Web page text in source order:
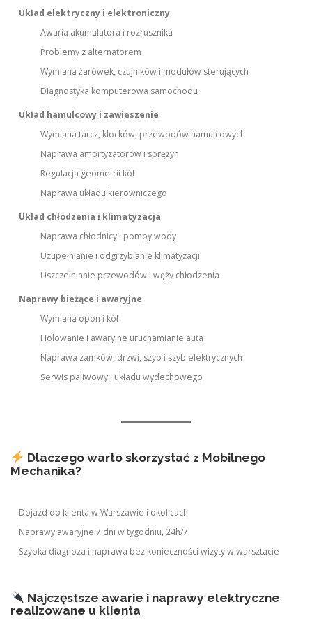
Układ elektryczny i elektroniczny
Awaria akumulatora i rozrusznika
Problemy z alternatorem
Wymiana żarówek, czujników i modułów sterujących
Diagnostyka komputerowa samochodu
Układ hamulcowy i zawieszenie
Wymiana tarcz, klocków, przewodów hamulcowych
Naprawa amortyzatorów i sprężyn
Regulacja geometrii kół
Naprawa układu kierowniczego
Układ chłodzenia i klimatyzacja
Naprawa chłodnicy i pompy wody
Uzupełnianie i odgrzybianie klimatyzacji
Uszczelnianie przewodów i węży chłodzenia
Naprawy bieżące i awaryjne
Wymiana opon i kół
Holowanie i awaryjne uruchamianie auta
Naprawa zamków, drzwi, szyb i szyb elektrycznych
Serwis paliwowy i układu wydechowego
Dlaczego warto skorzystać z Mobilnego
Mechanika?
Dojazd do klienta w Warszawie i okolicach
Naprawy awaryjne 7 dni w tygodniu, 24h/7
Szybka diagnoza i naprawa bez konieczności wizyty w warsztacie
Najczęstsze awarie i naprawy elektryczne
realizowane u klienta